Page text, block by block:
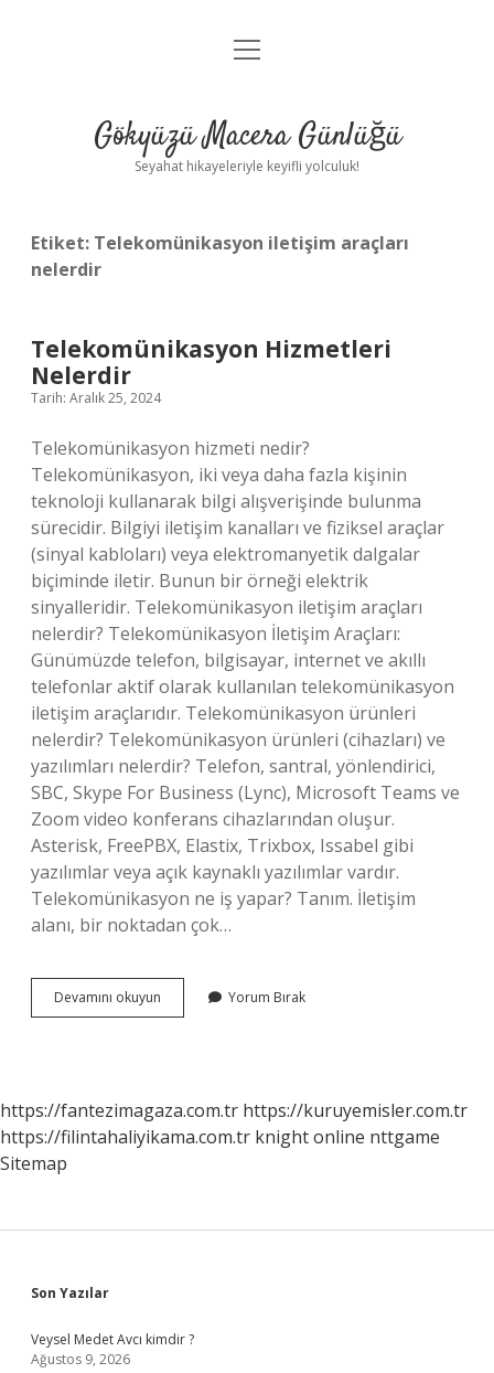
Anasayfa
Yasal Uyarı
menüyü
Gökyüzü Macera Günlüğü
Seyahat hikayeleriyle keyifli yolculuk!
Etiket: Telekomünikasyon iletişim araçları
nelerdir
Telekomünikasyon Hizmetleri
Nelerdir
Tarih: Aralık 25, 2024
Telekomünikasyon hizmeti nedir?
Telekomünikasyon, iki veya daha fazla kişinin
teknoloji kullanarak bilgi alışverişinde bulunma
sürecidir. Bilgiyi iletişim kanalları ve fiziksel araçlar
(sinyal kabloları) veya elektromanyetik dalgalar
biçiminde iletir. Bunun bir örneği elektrik
sinyalleridir. Telekomünikasyon iletişim araçları
nelerdir? Telekomünikasyon İletişim Araçları:
Günümüzde telefon, bilgisayar, internet ve akıllı
telefonlar aktif olarak kullanılan telekomünikasyon
iletişim araçlarıdır. Telekomünikasyon ürünleri
nelerdir? Telekomünikasyon ürünleri (cihazları) ve
yazılımları nelerdir? Telefon, santral, yönlendirici,
SBC, Skype For Business (Lync), Microsoft Teams ve
Zoom video konferans cihazlarından oluşur.
Asterisk, FreePBX, Elastix, Trixbox, Issabel gibi
yazılımlar veya açık kaynaklı yazılımlar vardır.
Telekomünikasyon ne iş yapar? Tanım. İletişim
alanı, bir noktadan çok…
Devamını okuyun Telekomünikasyon
Hizmetleri
Yorum Bırak
https://fantezimagaza.com.tr https://kuruyemisler.com.tr
https://filintahaliyikama.com.tr knight online nttgame
Sitemap
Sidebar
Son Yazılar
Veysel Medet Avcı kimdir ?
Ağustos 9, 2026